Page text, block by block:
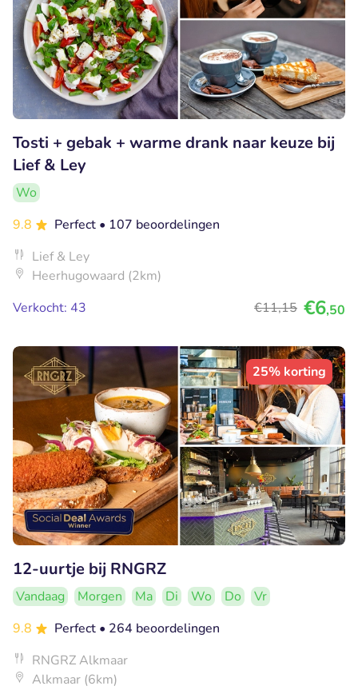
Tosti + gebak + warme drank naar keuze bij
Lief & Ley
Wo
9.8
Perfect • 107 beoordelingen
Lief & Ley
Heerhugowaard (2km)
Verkocht: 43
€11,15 €6,50
25% korting
12-uurtje bij RNGRZ
Vandaag Morgen Ma Di Wo Do
Vr
9.8
Perfect • 264 beoordelingen
RNGRZ Alkmaar
Alkmaar (6km)